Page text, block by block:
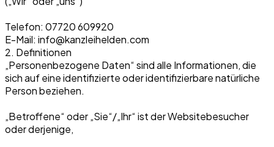
Telefon: 07720 609920
E-Mail: info@kanzleihelden.com
2. Definitionen
„Personenbezogene Daten“ sind alle Informationen, die
sich auf eine identifizierte oder identifizierbare natürliche
Person beziehen.
„Betroffene“ oder „Sie“/„Ihr“ ist der Websitebesucher
oder derjenige,